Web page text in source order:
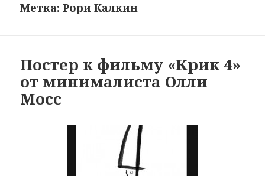
Метка:Рори Калкин
Постер к фильму «Крик 4»
от минималиста Олли
Мосс